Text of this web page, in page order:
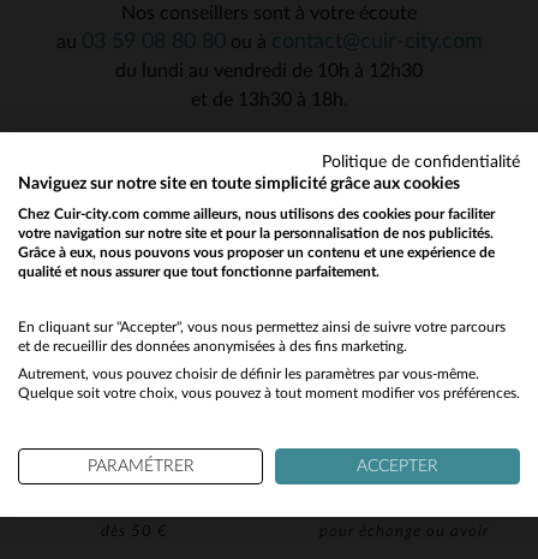
dès 50 €
pour échange ou avoir
Nos conseillers sont à votre écoute
au
ou à
du lundi au vendredi de 10h à 12h30
et de 13h30 à 18h.
Would you like to be redirected to our English site?
No
Yes
Politique de confidentialité
Naviguez sur notre site en toute simplicité grâce aux cookies
Chez Cuir-city.com comme ailleurs, nous utilisons des cookies pour faciliter
votre navigation sur notre site et pour la personnalisation de nos publicités.
Grâce à eux, nous pouvons vous proposer un contenu et une expérience de
qualité et nous assurer que tout fonctionne parfaitement.
En cliquant sur "Accepter", vous nous permettez ainsi de suivre votre parcours
et de recueillir des données anonymisées à des fins marketing.
Autrement, vous pouvez choisir de définir les paramètres par vous-même.
Quelque soit votre choix, vous pouvez à tout moment modifier vos préférences.
PARAMÉTRER ACCEPTER